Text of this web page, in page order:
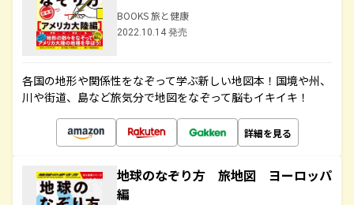
BOOKS 旅と健康
2022.10.14 発売
各国の地形や関係性をなぞって学ぶ新しい地図本！国境や州、
川や街道、島など旅気分で地図をなぞって脳もイキイキ！
詳細を見る
地球のなぞり方 旅地図 ヨーロッパ
編